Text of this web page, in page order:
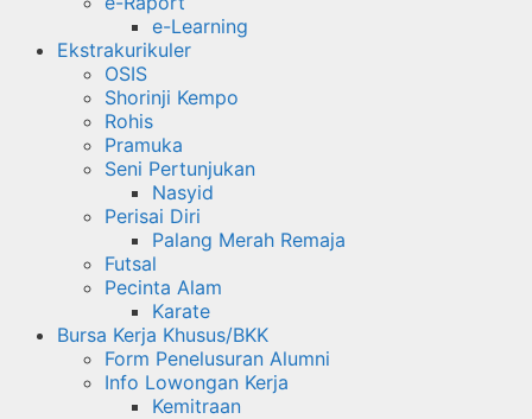
e-Learning
Ekstrakurikuler
OSIS
Shorinji Kempo
Rohis
Pramuka
Seni Pertunjukan
Nasyid
Perisai Diri
Palang Merah Remaja
Futsal
Pecinta Alam
Karate
Bursa Kerja Khusus/BKK
Form Penelusuran Alumni
Info Lowongan Kerja
Kemitraan